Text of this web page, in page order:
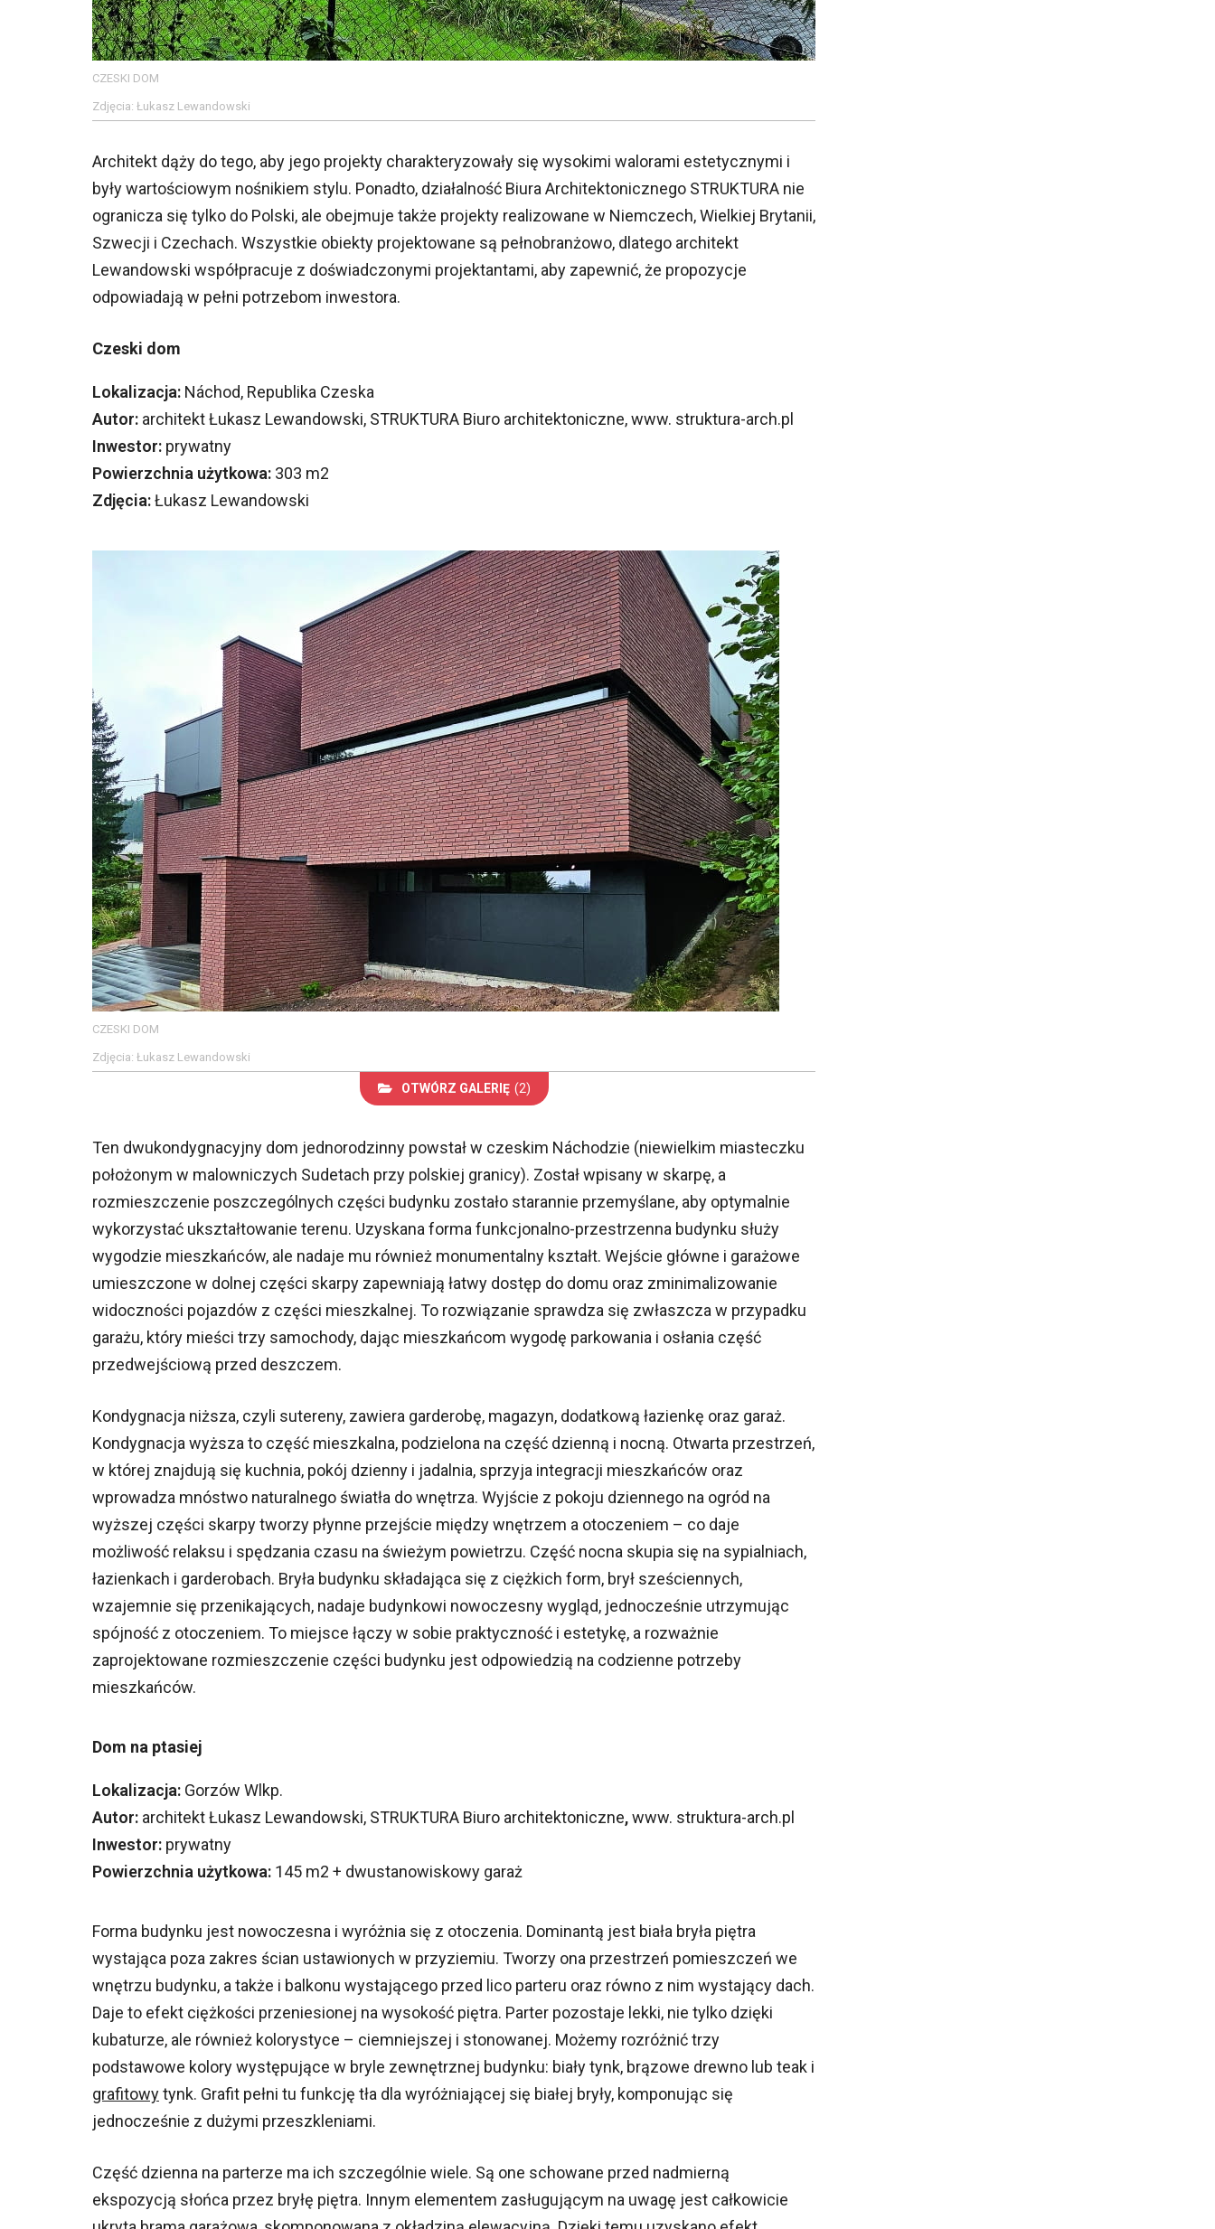
CZESKI DOM
Zdjęcia: Łukasz Lewandowski
Architekt dąży do tego, aby jego projekty charakteryzowały się wysokimi walorami estetycznymi i
były wartościowym nośnikiem stylu. Ponadto, działalność Biura Architektonicznego STRUKTURA nie
ogranicza się tylko do Polski, ale obejmuje także projekty realizowane w Niemczech, Wielkiej Brytanii,
Szwecji i Czechach. Wszystkie obiekty projektowane są pełnobranżowo, dlatego architekt
Lewandowski współpracuje z doświadczonymi projektantami, aby zapewnić, że propozycje
odpowiadają w pełni potrzebom inwestora.
Czeski dom
Lokalizacja: Náchod, Republika Czeska
Autor: architekt Łukasz Lewandowski, STRUKTURA Biuro architektoniczne, www. struktura-arch.pl
Inwestor: prywatny
Powierzchnia użytkowa: 303 m2
Zdjęcia:Łukasz Lewandowski
CZESKI DOM
Zdjęcia: Łukasz Lewandowski
OTWÓRZ GALERIĘ (2)
Ten dwukondygnacyjny dom jednorodzinny powstał w czeskim Náchodzie (niewielkim miasteczku
położonym w malowniczych Sudetach przy polskiej granicy). Został wpisany w skarpę, a
rozmieszczenie poszczególnych części budynku zostało starannie przemyślane, aby optymalnie
wykorzystać ukształtowanie terenu. Uzyskana forma funkcjonalno-przestrzenna budynku służy
wygodzie mieszkańców, ale nadaje mu również monumentalny kształt. Wejście główne i garażowe
umieszczone w dolnej części skarpy zapewniają łatwy dostęp do domu oraz zminimalizowanie
widoczności pojazdów z części mieszkalnej. To rozwiązanie sprawdza się zwłaszcza w przypadku
garażu, który mieści trzy samochody, dając mieszkańcom wygodę parkowania i osłania część
przedwejściową przed deszczem.
Kondygnacja niższa, czyli sutereny, zawiera garderobę, magazyn, dodatkową łazienkę oraz garaż.
Kondygnacja wyższa to część mieszkalna, podzielona na część dzienną i nocną. Otwarta przestrzeń,
w której znajdują się kuchnia, pokój dzienny i jadalnia, sprzyja integracji mieszkańców oraz
wprowadza mnóstwo naturalnego światła do wnętrza. Wyjście z pokoju dziennego na ogród na
wyższej części skarpy tworzy płynne przejście między wnętrzem a otoczeniem – co daje
możliwość relaksu i spędzania czasu na świeżym powietrzu. Część nocna skupia się na sypialniach,
łazienkach i garderobach. Bryła budynku składająca się z ciężkich form, brył sześciennych,
wzajemnie się przenikających, nadaje budynkowi nowoczesny wygląd, jednocześnie utrzymując
spójność z otoczeniem. To miejsce łączy w sobie praktyczność i estetykę, a rozważnie
zaprojektowane rozmieszczenie części budynku jest odpowiedzią na codzienne potrzeby
mieszkańców.
Dom na ptasiej
Lokalizacja: Gorzów Wlkp.
Autor: architekt Łukasz Lewandowski, STRUKTURA Biuro architektoniczne,www. struktura-arch.pl
Inwestor: prywatny
Powierzchnia użytkowa: 145 m2 + dwustanowiskowy garaż
Forma budynku jest nowoczesna i wyróżnia się z otoczenia. Dominantą jest biała bryła piętra
wystająca poza zakres ścian ustawionych w przyziemiu. Tworzy ona przestrzeń pomieszczeń we
wnętrzu budynku, a także i balkonu wystającego przed lico parteru oraz równo z nim wystający dach.
Daje to efekt ciężkości przeniesionej na wysokość piętra. Parter pozostaje lekki, nie tylko dzięki
kubaturze, ale również kolorystyce – ciemniejszej i stonowanej. Możemy rozróżnić trzy
podstawowe kolory występujące w bryle zewnętrznej budynku: biały tynk, brązowe drewno lub teak i
grafitowytynk. Grafit pełni tu funkcję tła dla wyróżniającej się białej bryły, komponując się
jednocześnie z dużymi przeszkleniami.
Część dzienna na parterze ma ich szczególnie wiele. Są one schowane przed nadmierną
ekspozycją słońca przez bryłę piętra. Innym elementem zasługującym na uwagę jest całkowicie